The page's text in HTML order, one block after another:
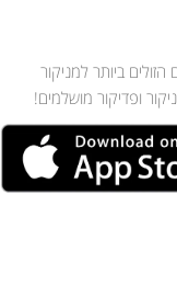
הזולים ביותר למניקור
ופדיקור מושלמים!